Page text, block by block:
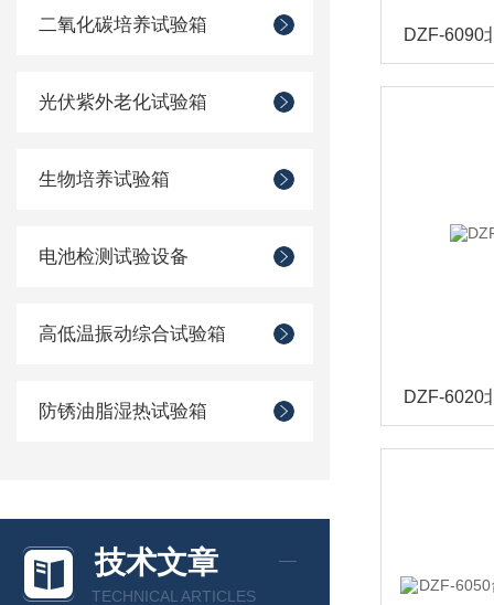
二氧化碳培养试验箱
光伏紫外老化试验箱
生物培养试验箱
电池检测试验设备
高低温振动综合试验箱
防锈油脂湿热试验箱
技术文章
TECHNICAL ARTICLES
DZF-6090
DZF-6020